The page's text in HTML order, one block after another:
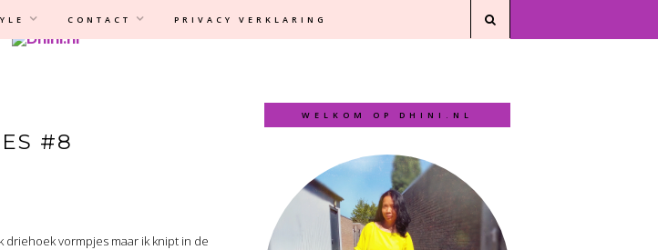
CONTACT PRIVACY VERKLARING
|Disclaimer
#8
driehoek vormpjes maar ik knipt in de
WELKOM OP DHINI.NL